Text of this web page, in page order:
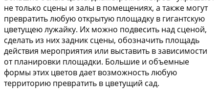
не только сцены и залы в помещениях, а также могут
превратить любую открытую площадку в гигантскую
цветущею лужайку. Их можно подвесить над сценой,
сделать из них задник сцены, обозначить площадь
действия мероприятия или выставить в зависимости
от планировки площадки. Большие и объемные
формы этих цветов дает возможность любую
территорию превратить в цветущий сад.